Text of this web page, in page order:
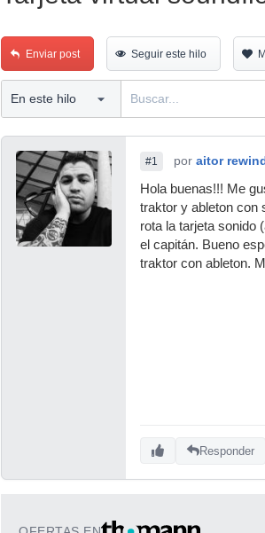
Enviar post Seguir este hilo
#1 por aitor
Hola buenas!!! Me
traktor y ableton con
rota la tarjeta sonido
el capitán. Bueno
traktor con ableton.
Responder